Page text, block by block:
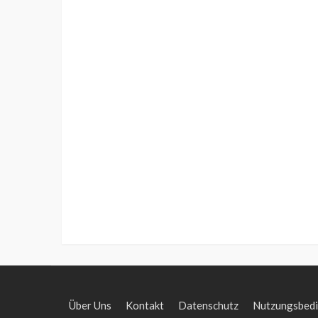
Über Uns Kontakt Datenschutz